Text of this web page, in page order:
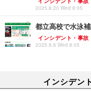
2025.8.20 Wed 8:05
都立高校で水泳
インシデント・事故
2025.8.6 Wed 8:05
インシデン